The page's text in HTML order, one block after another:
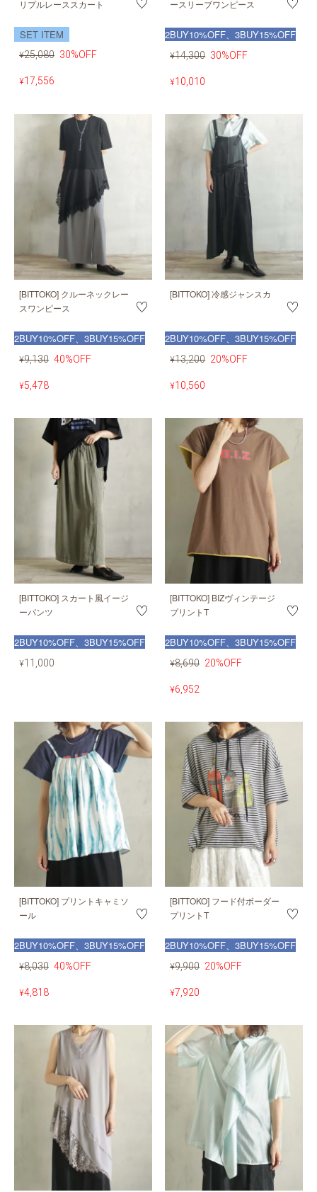
リプルレーススカート
SET ITEM
¥25,080 30%OFF
¥17,556
ースリーブワンピース
2BUY10%OFF、3BUY15%OFF
¥14,300 30%OFF
¥10,010
[BITTOKO] クルーネックレー
スワンピース
2BUY10%OFF、3BUY15%OFF
¥9,130 40%OFF
¥5,478
[BITTOKO] 冷感ジャンスカ
2BUY10%OFF、3BUY15%OFF
¥13,200 20%OFF
¥10,560
[BITTOKO] スカート風イージ
ーパンツ
2BUY10%OFF、3BUY15%OFF
¥11,000
[BITTOKO] BIZヴィンテージ
プリントT
2BUY10%OFF、3BUY15%OFF
¥8,690 20%OFF
¥6,952
[BITTOKO] プリントキャミソ
ール
2BUY10%OFF、3BUY15%OFF
¥8,030 40%OFF
¥4,818
[BITTOKO] フード付ボーダー
プリントT
2BUY10%OFF、3BUY15%OFF
¥9,900 20%OFF
¥7,920